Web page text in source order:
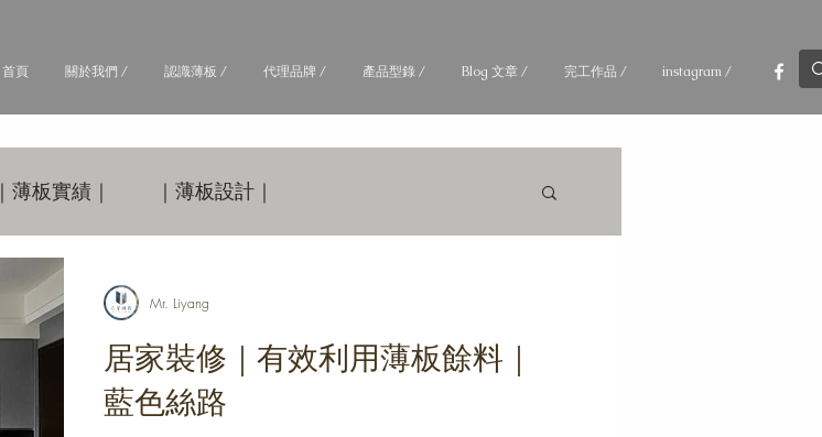
首頁 關於我們 / 認識薄板 / 代理品牌 / 產品型錄 / Blog 文章 / 完工作品 / instagram /
｜薄板實績｜ ｜薄板設計｜
居家裝修｜有效利用薄板餘料｜
藍色絲路
Mr. Liyang